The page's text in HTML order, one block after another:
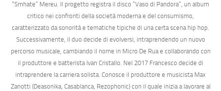
“Smhate” Mereu. Il progetto registra il disco “Vaso di Pandora”, un album
critico nei confronti della società moderna e del consumismo,
caratterizzato da sonorità e tematiche tipiche di una certa scena hip hop.
Successivamente, il duo decide di evolversi, intraprendendo un nuovo
percorso musicale, cambiando il nome in Micro De Ruae collaborando con
il produttore e batterista Ivan Cristallo. Nel 2017 Francesco decide di
intraprendere la carriera solista. Conosce il produttore e musicista Max
Zanotti (Deasonika, Casablanca, Rezophonic) con il quale inizia a lavorare al